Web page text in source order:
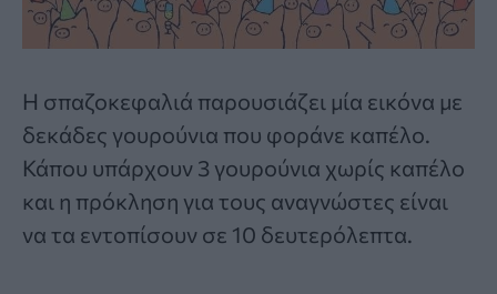
Η σπαζοκεφαλιά παρουσιάζει μία εικόνα με
δεκάδες γουρούνια που φοράνε καπέλο.
Κάπου υπάρχουν 3 γουρούνια χωρίς καπέλο
και η πρόκληση για τους αναγνώστες είναι
να τα εντοπίσουν σε 10 δευτερόλεπτα.